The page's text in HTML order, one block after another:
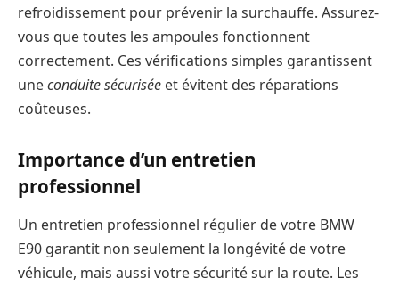
refroidissement pour prévenir la surchauffe. Assurez-
vous que toutes les ampoules fonctionnent
correctement. Ces vérifications simples garantissent
uneconduite sécurisée et évitent des réparations
coûteuses.
Importance d’un entretien
professionnel
Un entretien professionnel régulier de votre BMW
E90 garantit non seulement la longévité de votre
véhicule, mais aussi votre sécurité sur la route. Les